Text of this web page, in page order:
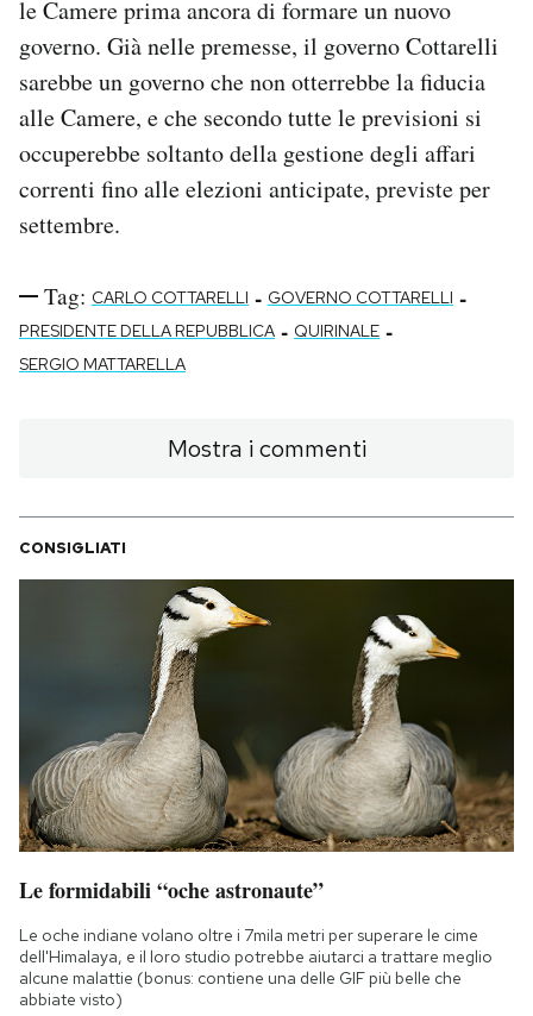
le Camere prima ancora di formare un nuovo
governo. Già nelle premesse, il governo Cottarelli
sarebbe un governo che non otterrebbe la fiducia
alle Camere, e che secondo tutte le previsioni si
occuperebbe soltanto della gestione degli affari
correnti fino alle elezioni anticipate, previste per
settembre.
Tag: CARLO COTTARELLI - GOVERNO COTTARELLI -
PRESIDENTE DELLA REPUBBLICA - QUIRINALE -
SERGIO MATTARELLA
Mostra i commenti
CONSIGLIATI
Le formidabili “oche astronaute”
Le oche indiane volano oltre i 7mila metri per superare le cime
dell'Himalaya, e il loro studio potrebbe aiutarci a trattare meglio
alcune malattie (bonus: contiene una delle GIF più belle che
abbiate visto)